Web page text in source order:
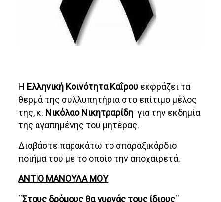
Η Ελληνική Κοινότητα Καΐρου εκφράζει τα
θερμά της συλλυπητήρια στο επίτιμο μέλος
της, κ. Νικόλαο Νικητραρίδη για την εκδημία
της αγαπημένης του μητέρας.
Διαβάστε παρακάτω το σπαραξικάρδιο
ποιήμα του με το οποίο την αποχαιρετά.
ΑΝΤΙΟ ΜΑΝΟΥΛΑ ΜΟΥ
¨Στους δρόμους θα γυρνάς τους ίδιους¨